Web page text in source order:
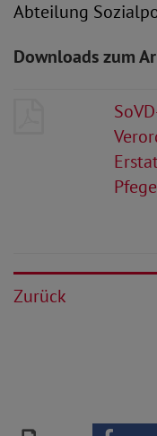
Abteilung
Downloads zum
Zurück